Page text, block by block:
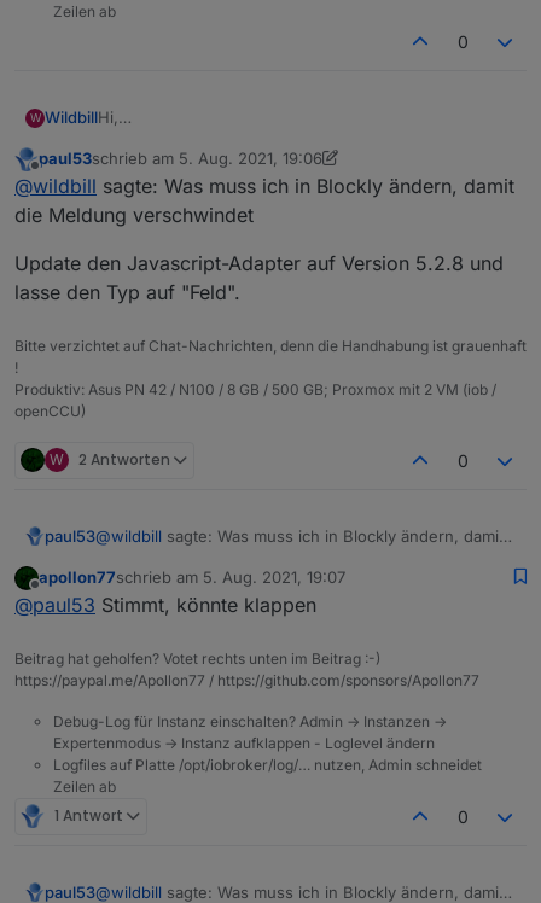
Was muss ich in Blockly ändern, damit die Meldung
Zeichenkette) brahcte keine Lösung sondern nur eine
etwas andere Meldung.
Zeilen ab
0
W WildbillHi,
seit heute (Update auf neuen stable JS-Controller) bei
einem Script, welches mir eine Liste aus
Barometerwerten erstellt, die ich dan in VIS als
Barometertrend darstelle. So sieht das Blockly aus:
Und das ist der Export:
Das Ändern des Typs des Datenpunktes (er stand
bisher auf "Feld") auf andere Werte (gemischt, Objekt,
Zeichenkette) brahcte keine Lösung sondern nur eine
etwas andere Meldung.
Offline
paul53schrieb am 5. Aug. 2021, 19:06
zuletzt editiert von paul538. Mai 2021, 21:07
@wildbill sagte: Was muss ich in Blockly ändern, damit
die Meldung verschwindet
Update den Javascript-Adapter auf Version 5.2.8 und
lasse den Typ auf "Feld".
Bitte verzichtet auf Chat-Nachrichten, denn die Handhabung ist grauenhaft
!
Produktiv: Asus PN 42 / N100 / 8 GB / 500 GB; Proxmox mit 2 VM (iob /
openCCU)
W 2 Antworten 0
paul53@wildbill sagte: Was muss ich in Blockly ändern, damit
Update den Javascript-Adapter auf Version 5.2.8 und
lasse den Typ auf "Feld".
Offline
apollon77schrieb am 5. Aug. 2021, 19:07
zuletzt editiert von
@paul53 Stimmt, könnte klappen
Beitrag hat geholfen? Votet rechts unten im Beitrag :-)
https://paypal.me/Apollon77 / https://github.com/sponsors/Apollon77
Debug-Log für Instanz einschalten? Admin -> Instanzen ->
Expertenmodus -> Instanz aufklappen - Loglevel ändern
Logfiles auf Platte /opt/iobroker/log/… nutzen, Admin schneidet
Zeilen ab
1 Antwort 0
paul53@wildbill sagte: Was muss ich in Blockly ändern, damit